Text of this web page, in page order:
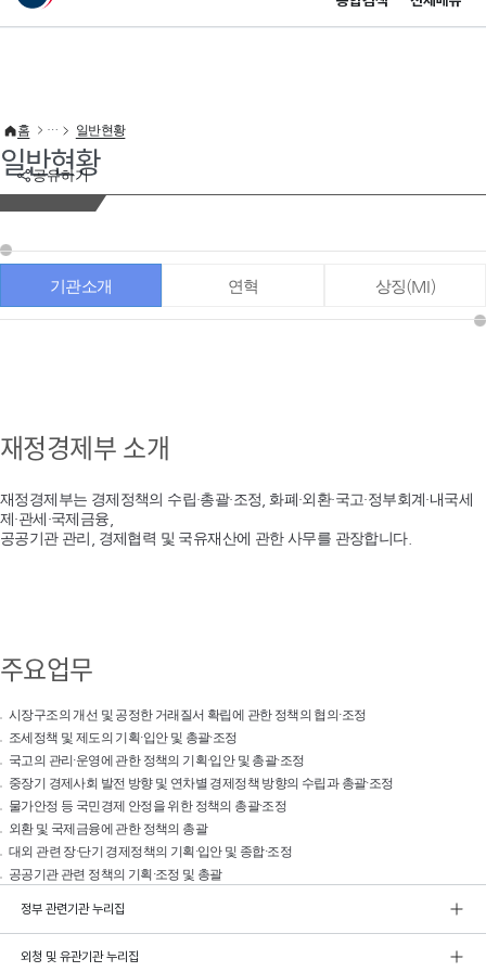
이 누리집은 대한민국 공식 전자정부 누리집입니다.
공유하기
홈 일반현황
일반현황
기관소개 연혁 상징(MI)
재정경제부 소개
재정경제부는 경제정책의 수립·총괄·조정, 화폐·외환·국고·정부회계·내국세
제·관세·국제금융,
공공기관 관리, 경제협력 및 국유재산에 관한 사무를 관장합니다.
주요업무
시장구조의 개선 및 공정한 거래질서 확립에 관한 정책의 협의·조정
조세정책 및 제도의 기획·입안 및 총괄·조정
국고의 관리·운영에 관한 정책의 기획·입안 및 총괄·조정
중장기 경제사회 발전 방향 및 연차별 경제정책 방향의 수립과 총괄·조정
물가안정 등 국민경제 안정을 위한 정책의 총괄·조정
외환 및 국제금융에 관한 정책의 총괄
대외 관련 장·단기 경제정책의 기획·입안 및 종합·조정
공공기관 관련 정책의 기획·조정 및 총괄
정부 관련기관 누리집
외청 및 유관기관 누리집